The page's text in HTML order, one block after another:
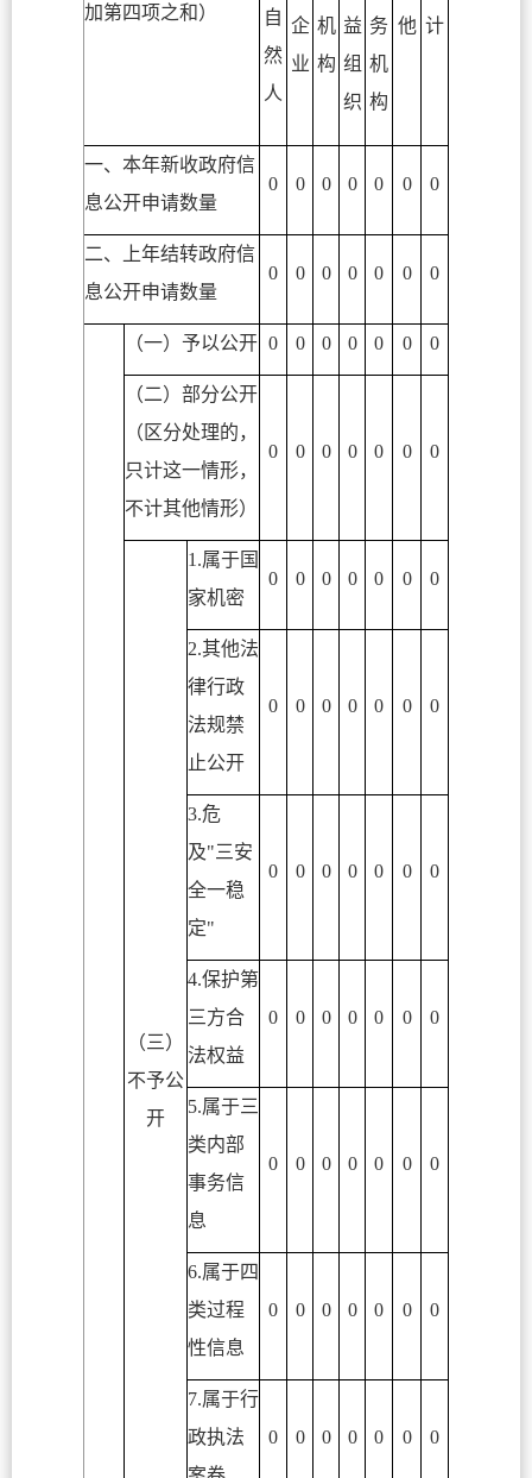
加第四项之和）
自
然
人
企
业
机
构
益
组
织
务
机
构
他 计
一、本年新收政府信
息公开申请数量
0 0 0 0 0 0 0
二、上年结转政府信
息公开申请数量
0 0 0 0 0 0 0
（一）予以公开 0 0 0 0 0 0 0
（二）部分公开
（区分处理的，
只计这一情形，
不计其他情形）
0 0 0 0 0 0 0
（三）
不予公
开
1.属于国
家机密
0 0 0 0 0 0 0
2.其他法
律行政
法规禁
止公开
0 0 0 0 0 0 0
3.危
及"三安
全一稳
定"
0 0 0 0 0 0 0
4.保护第
三方合
法权益
0 0 0 0 0 0 0
5.属于三
类内部
事务信
息
0 0 0 0 0 0 0
6.属于四
类过程
性信息
0 0 0 0 0 0 0
7.属于行
政执法
0 0 0 0 0 0 0